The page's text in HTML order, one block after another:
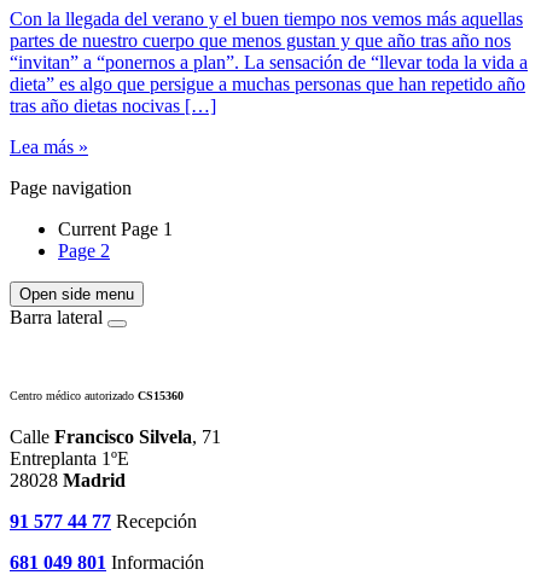
Con la llegada del verano y el buen tiempo nos vemos más aquellas
partes de nuestro cuerpo que menos gustan y que año tras año nos
“invitan” a “ponernos a plan”. La sensación de “llevar toda la vida a
dieta” es algo que persigue a muchas personas que han repetido año
tras año dietas nocivas […]
Lea más »
Page navigation
Current Page 1
Page 2
Open side menu
Barra lateral
Centro médico autorizado CS15360
Calle Francisco Silvela, 71
Entreplanta 1ºE
28028 Madrid
91 577 44 77 Recepción
681 049 801 Información